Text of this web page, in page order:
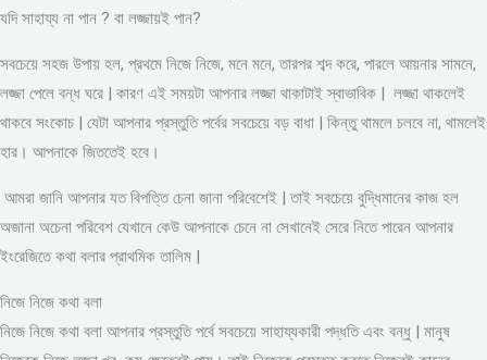
যদি সাহায্য না পান ? বা লজ্জায়ই পান?
সবচেয়ে সহজ উপায় হল, প্রথমে নিজে নিজে, মনে মনে, তারপর শব্দ করে, পারলে আয়নার সামনে,
লজ্জা পেলে বন্ধ ঘরে | কারণ এই সময়টা আপনার লজ্জা থাকাটাই স্বাভাবিক | লজ্জা থাকলেই
থাকবে সংকোচ | যেটা আপনার প্রস্তুতি পর্বের সবচেয়ে বড় বাধা | কিন্তু থামলে চলবে না, থামলেই
হার। আপনাকে জিততেই হবে।
আমরা জানি আপনার যত বিপত্তি চেনা জানা পরিবেশেই | তাই সবচেয়ে বুদ্ধিমানের কাজ হল
অজানা অচেনা পরিবেশ যেখানে কেউ আপনাকে চেনে না সেখানেই সেরে নিতে পারেন আপনার
ইংরেজিতে কথা বলার প্রাথমিক তালিম |
নিজে নিজে কথা বলা
নিজে নিজে কথা বলা আপনার প্রস্তুতি পর্বে সবচেয়ে সাহায্যকারী পদ্ধতি এবং বন্ধু | মানুষ